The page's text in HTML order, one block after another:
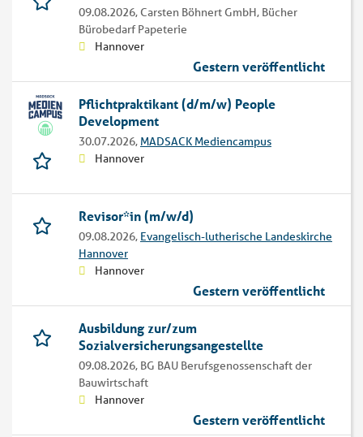
09.08.2026, Carsten Böhnert GmbH, Bücher
Bürobedarf Papeterie
Hannover
Gestern veröffentlicht
Pflichtpraktikant (d/m/w) People
Development
30.07.2026, MADSACK Mediencampus
Hannover
Revisor*in (m/w/d)
09.08.2026, Evangelisch-lutherische Landeskirche
Hannover
Hannover
Gestern veröffentlicht
Ausbildung zur/zum
Sozialversicherungsangestellte
09.08.2026, BG BAU Berufsgenossenschaft der
Bauwirtschaft
Hannover
Gestern veröffentlicht